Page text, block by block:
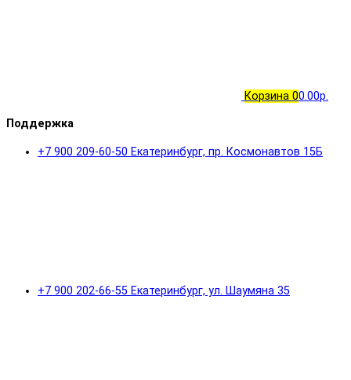
Корзина 00.00р.
Поддержка
+7 900 209-60-50 Екатеринбург, пр. Космонавтов 15Б
+7 900 202-66-55 Екатеринбург, ул. Шаумяна 35